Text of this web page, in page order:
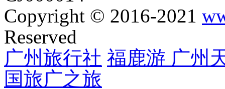
Copyright © 2016-2021
Reserved
广州旅行社 福鹿游 广州
国旅广之旅